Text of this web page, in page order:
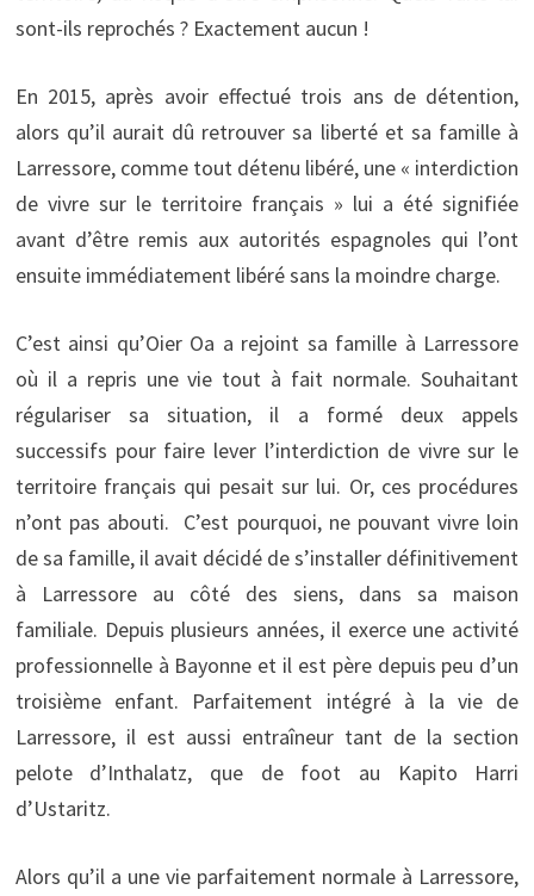
sont-ils reprochés ? Exactement aucun !
En 2015, après avoir effectué trois ans de détention,
alors qu’il aurait dû retrouver sa liberté et sa famille à
Larressore, comme tout détenu libéré, une « interdiction
de vivre sur le territoire français » lui a été signifiée
avant d’être remis aux autorités espagnoles qui l’ont
ensuite immédiatement libéré sans la moindre charge.
C’est ainsi qu’Oier Oa a rejoint sa famille à Larressore
où il a repris une vie tout à fait normale. Souhaitant
régulariser sa situation, il a formé deux appels
successifs pour faire lever l’interdiction de vivre sur le
territoire français qui pesait sur lui. Or, ces procédures
n’ont pas abouti. C’est pourquoi, ne pouvant vivre loin
de sa famille, il avait décidé de s’installer définitivement
à Larressore au côté des siens, dans sa maison
familiale. Depuis plusieurs années, il exerce une activité
professionnelle à Bayonne et il est père depuis peu d’un
troisième enfant. Parfaitement intégré à la vie de
Larressore, il est aussi entraîneur tant de la section
pelote d’Inthalatz, que de foot au Kapito Harri
d’Ustaritz.
Alors qu’il a une vie parfaitement normale à Larressore,